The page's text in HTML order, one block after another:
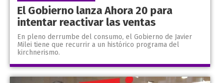
El Gobierno lanza Ahora 20 para
intentar reactivar las ventas
En pleno derrumbe del consumo, el Gobierno de Javier
Milei tiene que recurrir a un histórico programa del
kirchnerismo.